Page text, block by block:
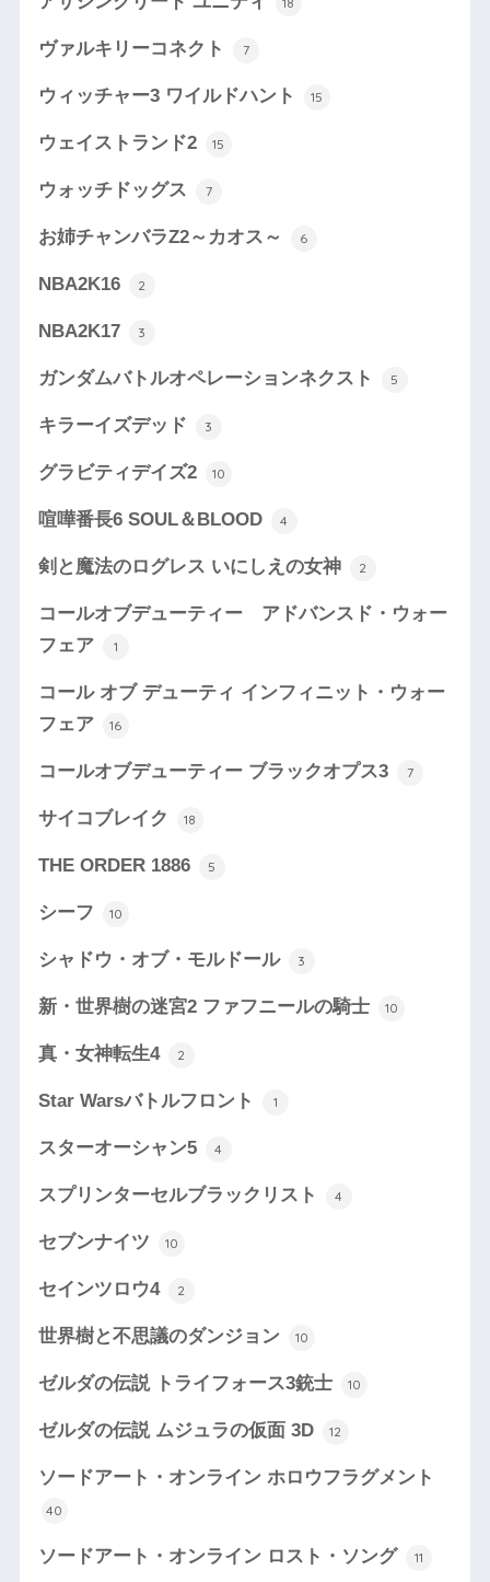
ヴァルキリーコネクト 7
ウィッチャー3 ワイルドハント 15
ウェイストランド2 15
ウォッチドッグス 7
お姉チャンバラZ2～カオス～ 6
NBA2K16 2
NBA2K17 3
ガンダムバトルオペレーションネクスト 5
キラーイズデッド 3
グラビティデイズ2 10
喧嘩番長6 SOUL＆BLOOD 4
剣と魔法のログレス いにしえの女神 2
コールオブデューティー アドバンスド・ウォー
フェア
1
コール オブ デューティ インフィニット・ウォー
フェア
16
コールオブデューティー ブラックオプス3 7
サイコブレイク 18
THE ORDER 1886 5
シーフ 10
シャドウ・オブ・モルドール 3
新・世界樹の迷宮2 ファフニールの騎士 10
真・女神転生4 2
Star Warsバトルフロント 1
スターオーシャン5 4
スプリンターセルブラックリスト 4
セブンナイツ 10
セインツロウ4 2
世界樹と不思議のダンジョン 10
ゼルダの伝説 トライフォース3銃士 10
ゼルダの伝説 ムジュラの仮面 3D 12
ソードアート・オンライン ホロウフラグメント
40
ソードアート・オンライン ロスト・ソング 11